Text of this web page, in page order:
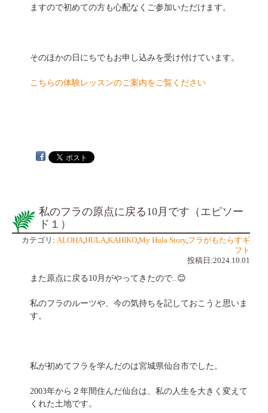
ますので初めての方も心配なくご参加いただけます。
そのほかの日にちでもお申し込みを受け付けています。
こちらの体験レッスンのご案内をご覧ください
私のフラの原点に戻る10月です（エピソー
ド１）
カテゴリ: ALOHA,HULA,KAHIKO,My Hula Story,フラがもたらすギ
フト
投稿日:2024.10.01
また原点に戻る10月がやってきたので..😊
私のフラのルーツや、今の気持ちを記しておこうと思いま
す。
私が初めてフラを学んだのは宮城県仙台市でした。
2003年から２年間住んだ仙台は、私の人生を大きく変えて
くれた土地です。